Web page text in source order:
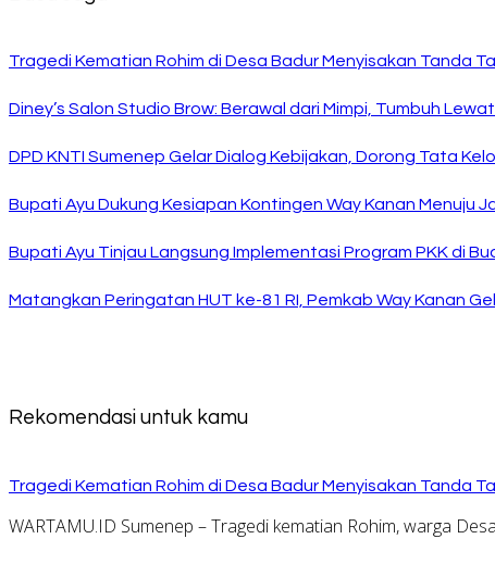
Tragedi Kematian Rohim di Desa Badur Menyisakan Tanda
Diney’s Salon Studio Brow: Berawal dari Mimpi, Tumbuh
DPD KNTI Sumenep Gelar Dialog Kebijakan, Dorong Tata
Bupati Ayu Dukung Kesiapan Kontingen Way Kanan Menuju
Bupati Ayu Tinjau Langsung Implementasi Program PKK di
Matangkan Peringatan HUT ke-81 RI, Pemkab Way Kanan
Rekomendasi untuk kamu
Tragedi Kematian Rohim di Desa Badur Menyisakan Tanda
WARTAMU.ID Sumenep – Tragedi kematian Rohim, warga